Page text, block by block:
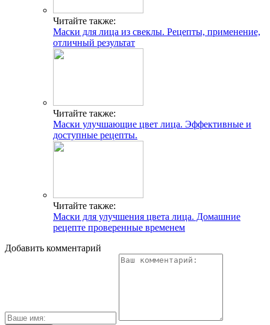
Читайте также:
Маски для лица из свеклы. Рецепты, применение,
отличный результат
Читайте также:
Маски улучшающие цвет лица. Эффективные и
доступные рецепты.
Читайте также:
Маски для улучшения цвета лица. Домашние
рецепте проверенные временем
Добавить комментарий